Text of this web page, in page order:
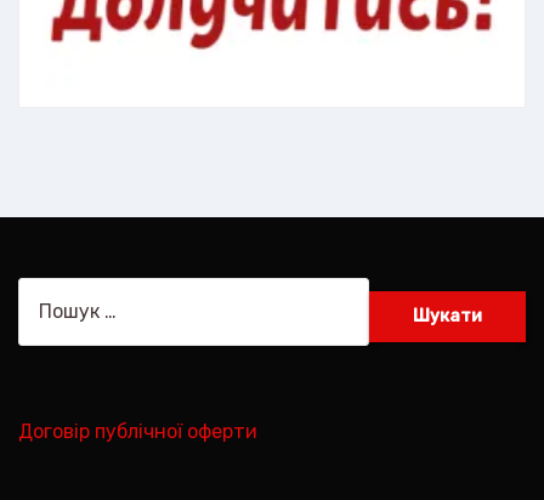
Договір публічної оферти